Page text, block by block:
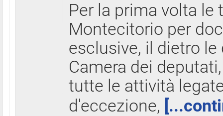
Per la prima volta le
Montecitorio per
esclusive, il dietro
Camera dei
tutte le attività
d'eccezione,